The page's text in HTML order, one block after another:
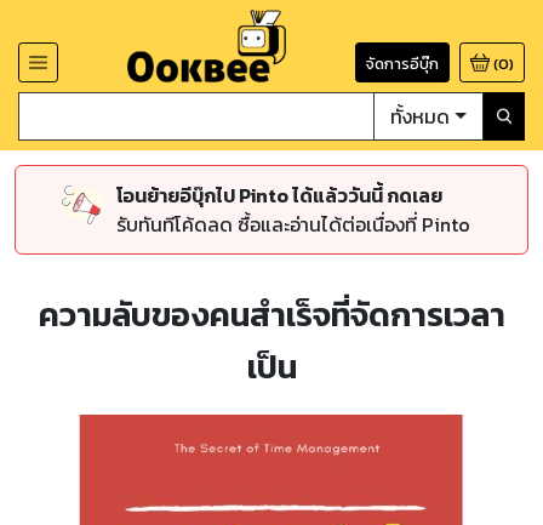
จัดการอีบุ๊ก (0)
ทั้งหมด
โอนย้ายอีบุ๊กไป Pinto ได้แล้ววันนี้ กดเลย
รับทันทีโค้ดลด ซื้อและอ่านได้ต่อเนื่องที่ Pinto
ความลับของคนสำเร็จที่จัดการเวลา
เป็น